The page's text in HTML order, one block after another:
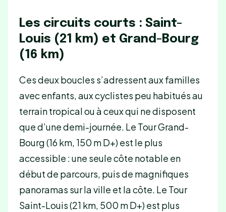
Les circuits courts : Saint-
Louis (21 km) et Grand-Bourg
(16 km)
Ces deux boucles s’adressent aux familles
avec enfants, aux cyclistes peu habitués au
terrain tropical ou à ceux qui ne disposent
que d’une demi-journée. Le Tour Grand-
Bourg (16 km, 150 m D+) est le plus
accessible : une seule côte notable en
début de parcours, puis de magnifiques
panoramas sur la ville et la côte. Le Tour
Saint-Louis (21 km, 500 m D+) est plus